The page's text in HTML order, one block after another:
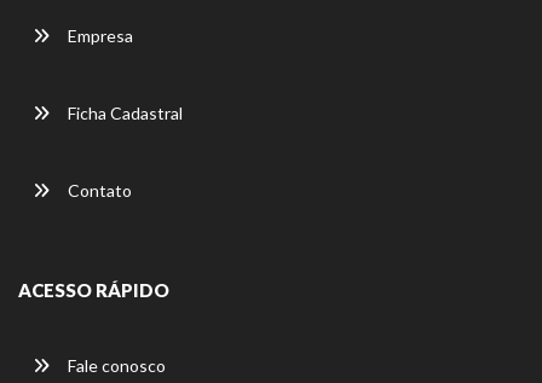
Empresa
Ficha Cadastral
Contato
ACESSO RÁPIDO
Fale conosco